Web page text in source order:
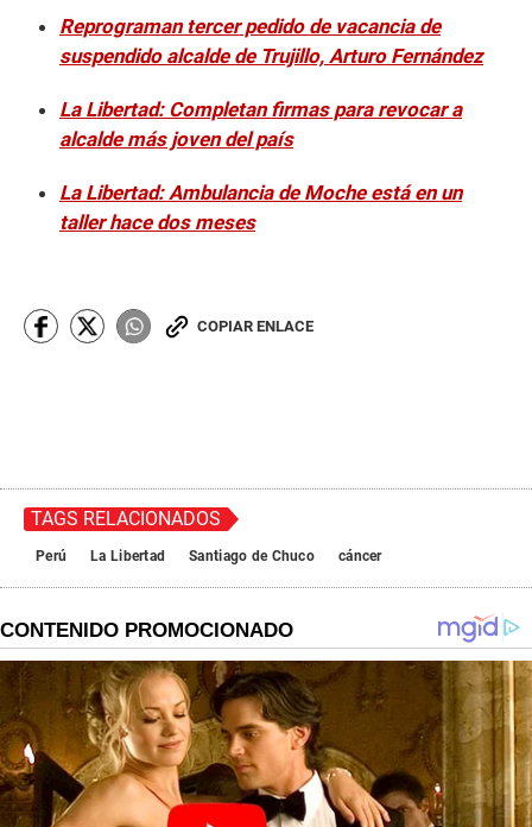
Reprograman tercer pedido de vacancia de
suspendido alcalde de Trujillo, Arturo Fernández
La Libertad: Completan firmas para revocar a
alcalde más joven del país
La Libertad: Ambulancia de Moche está en un
taller hace dos meses
COPIAR ENLACE
TAGS RELACIONADOS
Perú La Libertad Santiago de Chuco cáncer